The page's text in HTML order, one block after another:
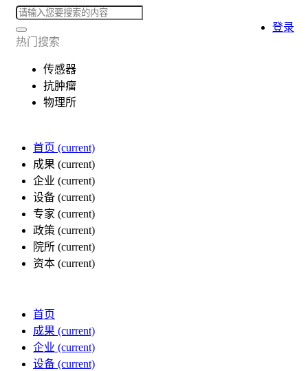
热门搜索
传感器
抗肿瘤
物理所
首页 (current)
成果 (current)
企业 (current)
设备 (current)
专家 (current)
政策 (current)
院所 (current)
资本 (current)
登录
首页
成果 (current)
企业 (current)
设备 (current)